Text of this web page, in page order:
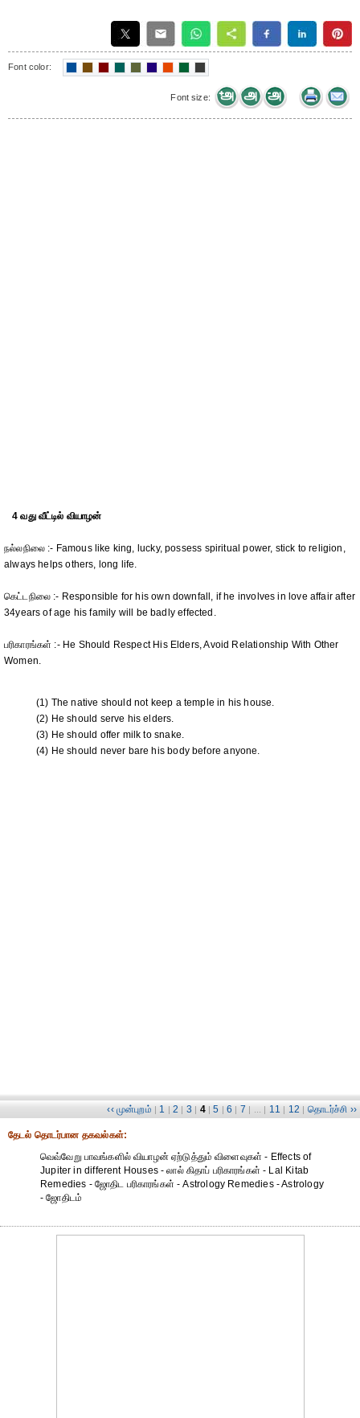
Font color:
Font size:
4 வது வீட்டில் வியாழன்
நல்லநிலை :- Famous like king, lucky, possess spiritual power, stick to religion,
always helps others, long life.
கெட்டநிலை :- Responsible for his own downfall, if he involves in love affair after
34years of age his family will be badly effected.
பரிகாரங்கள் :- He Should Respect His Elders, Avoid Relationship With Other
Women.
(1) The native should not keep a temple in his house.
(2) He should serve his elders.
(3) He should offer milk to snake.
(4) He should never bare his body before anyone.
‹‹ முன்புறம் | 1 | 2 | 3 | 4 | 5 | 6 | 7 | ... | 11 | 12 | தொடர்ச்சி ››
தேட‌ல் தொட‌ர்பான தகவ‌ல்க‌ள்:
வெவ்வேறு பாவங்களில் வியாழன் ஏற்டுத்தும் விளைவுகள் - Effects of
Jupiter in different Houses - லால் கிதாப் பரிகாரங்கள் - Lal Kitab
Remedies - ஜோதிட ப‌ரிகார‌ங்க‌ள் - Astrology Remedies - Astrology
- ஜோதிடம்